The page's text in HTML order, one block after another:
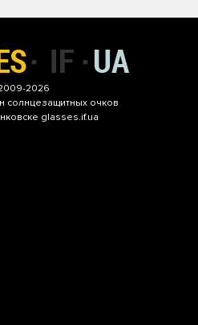
2026
солнцезащитных очков
glasses.if.ua